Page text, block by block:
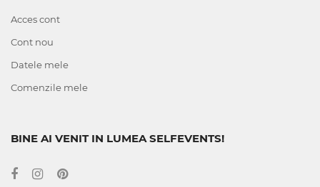
Acces cont
Cont nou
Datele mele
Comenzile mele
BINE AI VENIT IN LUMEA SELFEVENTS!